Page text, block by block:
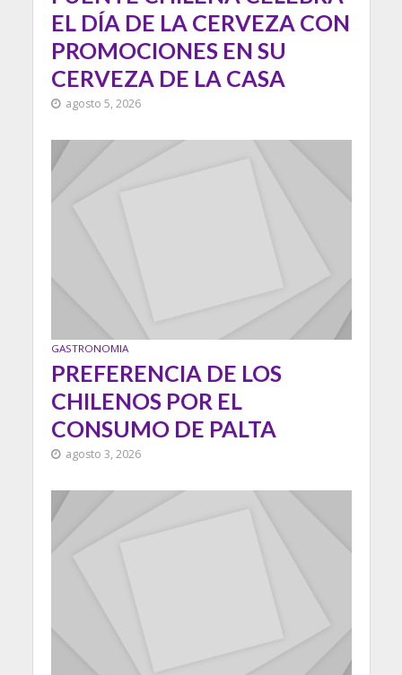
EL DÍA DE LA CERVEZA CON
PROMOCIONES EN SU
CERVEZA DE LA CASA
agosto 5, 2026
GASTRONOMIA
PREFERENCIA DE LOS
CHILENOS POR EL
CONSUMO DE PALTA
agosto 3, 2026